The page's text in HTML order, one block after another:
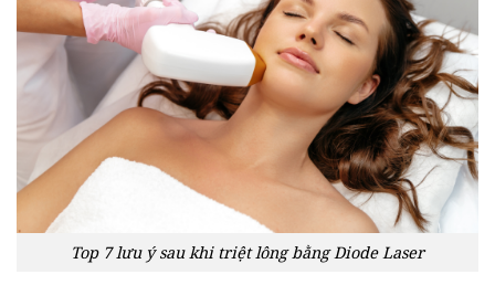
Top 7 lưu ý sau khi triệt lông bằng Diode Laser